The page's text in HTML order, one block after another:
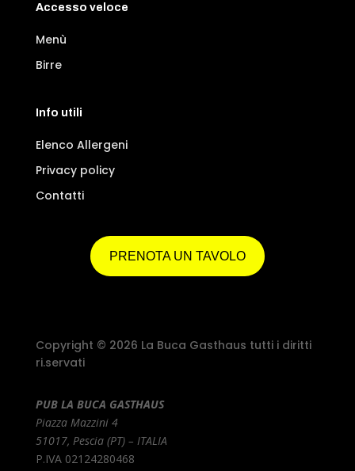
Accesso veloce
Menù
Birre
Info utili
Elenco Allergeni
Privacy policy
Contatti
PRENOTA UN TAVOLO
Copyright © 2026 La Buca Gasthaus tutti i diritti
ri.servati
PUB LA BUCA GASTHAUS
Piazza Mazzini 4
51017, Pescia (PT) – ITALIA
P.IVA 02124280468